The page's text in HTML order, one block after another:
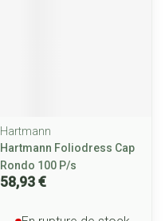
Hartmann
Hartmann Foliodress Cap
Rondo 100 P/s
58,93 €